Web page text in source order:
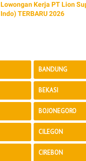
Lowongan Kerja PT Lion
Indo) TERBARU 2026
BANDUNG
BEKASI
BOJONEGORO
CILEGON
CIREBON